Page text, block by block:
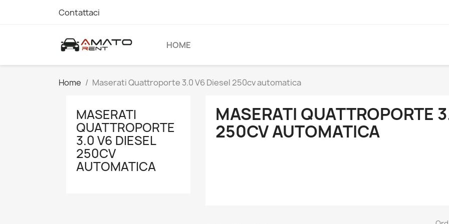
Contattaci
HOME
Home Maserati Quattroporte 3.0 V6 Diesel 250cv automatica
MASERATI
QUATTROPORTE
3.0 V6 DIESEL
250CV
AUTOMATICA
MASERATI QUATTROPORTE
250CV AUTOMATICA